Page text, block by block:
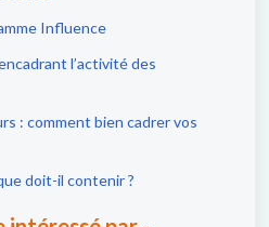
Influence
l’activité des
: comment bien cadrer vos
doit-il contenir ?